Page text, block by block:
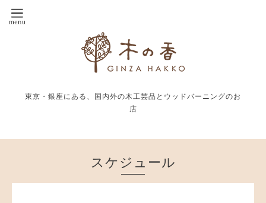
東京・銀座にある、国内外の木工芸品とウッドバーニングのお
店
スケジュール